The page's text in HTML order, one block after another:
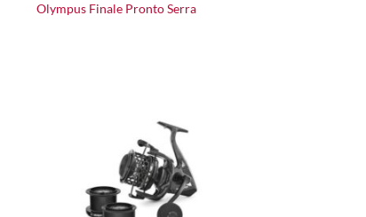
Olympus Finale Pronto Serra